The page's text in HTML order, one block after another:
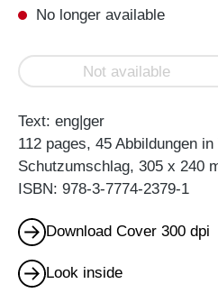
No longer available
Not available
Text: eng|ger
112 pages, 45 Abbildungen
Schutzumschlag, 305 x 240
ISBN: 978-3-7774-2379-1
Download Cover 300 dpi
Look inside